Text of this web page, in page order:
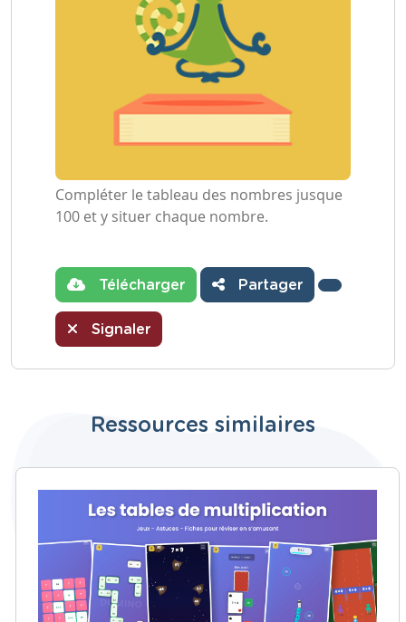
Compléter le tableau des nombres jusque
100 et y situer chaque nombre.
Télécharger Partager
Signaler
Ressources similaires